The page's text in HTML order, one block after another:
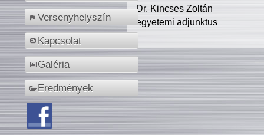
Versenyhelyszín
Kapcsolat
Galéria
Eredmények
Dr. Kincses Zoltán
egyetemi adjunktus